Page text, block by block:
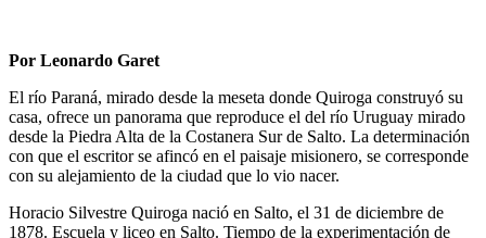
Por Leonardo Garet
El río Paraná, mirado desde la meseta donde Quiroga construyó su
casa, ofrece un panorama que reproduce el del río Uruguay mirado
desde la Piedra Alta de la Costanera Sur de Salto. La determinación
con que el escritor se afincó en el paisaje misionero, se corresponde
con su alejamiento de la ciudad que lo vio nacer.
Horacio Silvestre Quiroga nació en Salto, el 31 de diciembre de
1878. Escuela y liceo en Salto. Tiempo de la experimentación de